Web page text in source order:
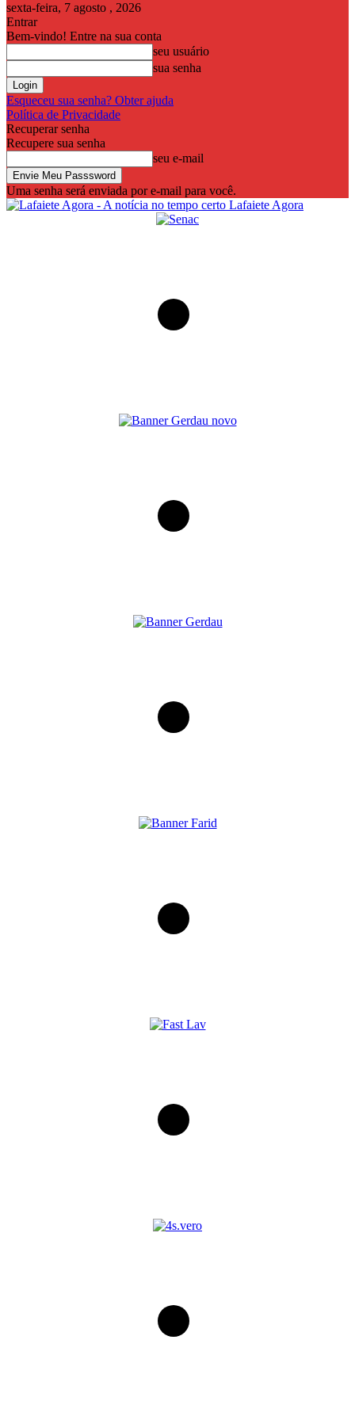
sexta-feira, 7 agosto , 2026
Entrar
Bem-vindo! Entre na sua conta
seu usuário
sua senha
Esqueceu sua senha? Obter ajuda
Política de Privacidade
Recuperar senha
Recupere sua senha
seu e-mail
Uma senha será enviada por e-mail para você.
Lafaiete Agora